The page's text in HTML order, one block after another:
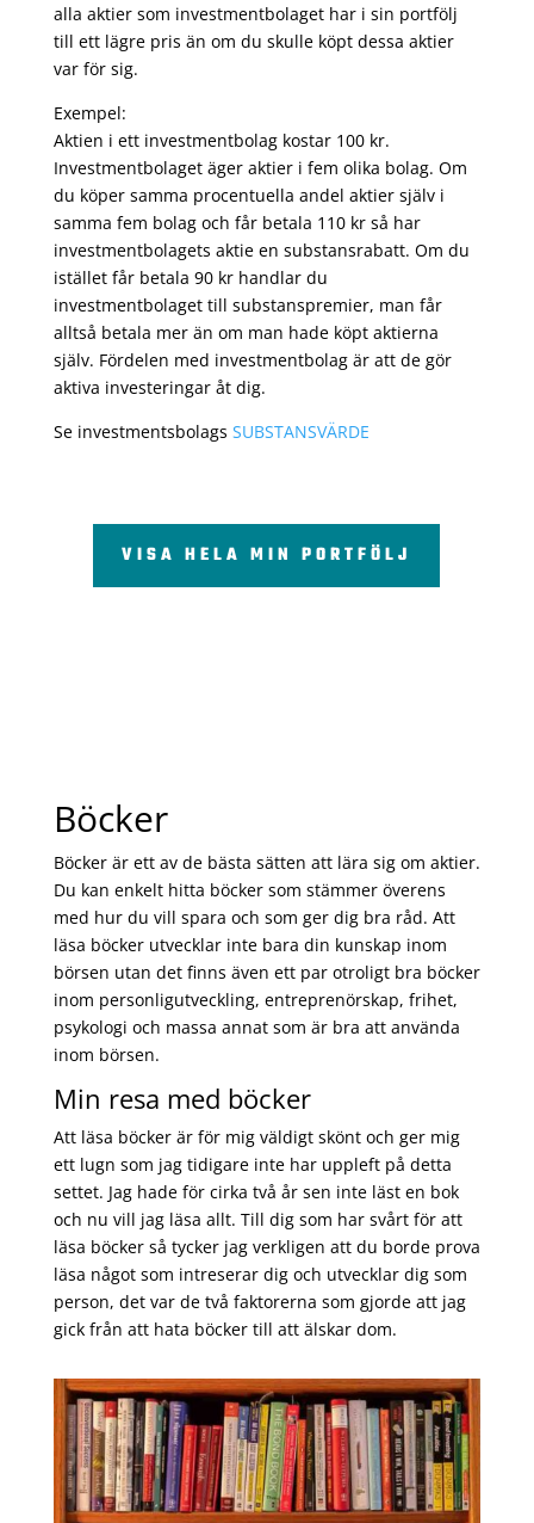
alla aktier som investmentbolaget har i sin portfölj
till ett lägre pris än om du skulle köpt dessa aktier
var för sig.
Exempel:
Aktien i ett investmentbolag kostar 100 kr.
Investmentbolaget äger aktier i fem olika bolag. Om
du köper samma procentuella andel aktier själv i
samma fem bolag och får betala 110 kr så har
investmentbolagets aktie en substansrabatt. Om du
istället får betala 90 kr handlar du
investmentbolaget till substanspremier, man får
alltså betala mer än om man hade köpt aktierna
själv. Fördelen med investmentbolag är att de gör
aktiva investeringar åt dig.
Se investmentsbolags SUBSTANSVÄRDE
VISA HELA MIN PORTFÖLJ
Böcker
Böcker är ett av de bästa sätten att lära sig om aktier.
Du kan enkelt hitta böcker som stämmer överens
med hur du vill spara och som ger dig bra råd. Att
läsa böcker utvecklar inte bara din kunskap inom
börsen utan det finns även ett par otroligt bra böcker
inom personligutveckling, entreprenörskap, frihet,
psykologi och massa annat som är bra att använda
inom börsen.
Min resa med böcker
Att läsa böcker är för mig väldigt skönt och ger mig
ett lugn som jag tidigare inte har uppleft på detta
settet. Jag hade för cirka två år sen inte läst en bok
och nu vill jag läsa allt. Till dig som har svårt för att
läsa böcker så tycker jag verkligen att du borde prova
läsa något som intreserar dig och utvecklar dig som
person, det var de två faktorerna som gjorde att jag
gick från att hata böcker till att älskar dom.